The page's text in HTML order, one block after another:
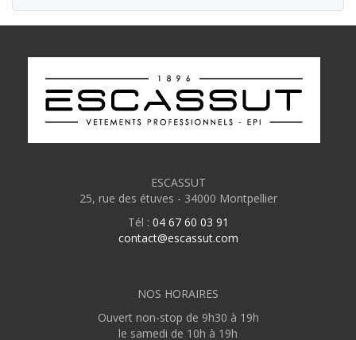
ESCASSUT
25, rue des étuves - 34000 Montpellier
Tél : 04 67 60 03 91
contact@escassut.com
NOS HORAIRES
Ouvert non-stop de 9h30 à 19h
le samedi de 10h à 19h